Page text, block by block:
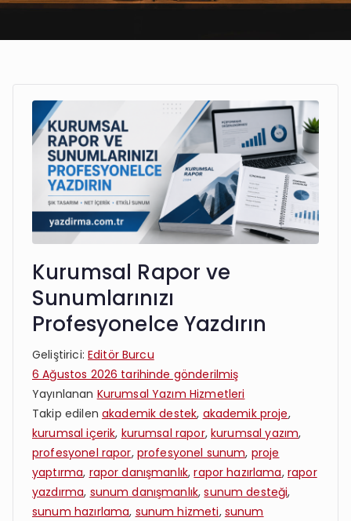
Kurumsal Rapor ve
Sunumlarınızı
Profesyonelce Yazdırın
Geliştirici: Editör Burcu
6 Ağustos 2026 tarihinde gönderilmiş
Yayınlanan Kurumsal Yazım Hizmetleri
Takip edilen akademik destek, akademik proje,
kurumsal içerik, kurumsal rapor, kurumsal yazım,
profesyonel rapor, profesyonel sunum, proje
yaptırma, rapor danışmanlık,rapor hazırlama, rapor
yazdırma, sunum danışmanlık,sunum desteği,
sunum hazırlama, sunum hizmeti, sunum